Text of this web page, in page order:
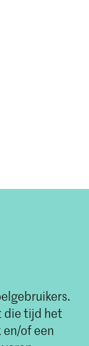
die tijd het
of een